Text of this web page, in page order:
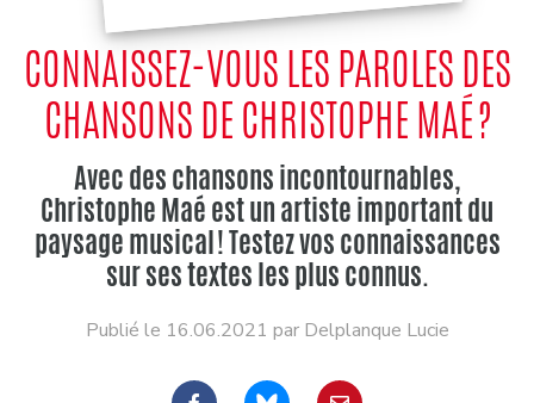
CONNAISSEZ-VOUS LES PAROLES DES
CHANSONS DE CHRISTOPHE MAÉ ?
Avec des chansons incontournables,
Christophe Maé est un artiste important du
paysage musical ! Testez vos connaissances
sur ses textes les plus connus.
Publié le 16.06.2021 par Delplanque Lucie